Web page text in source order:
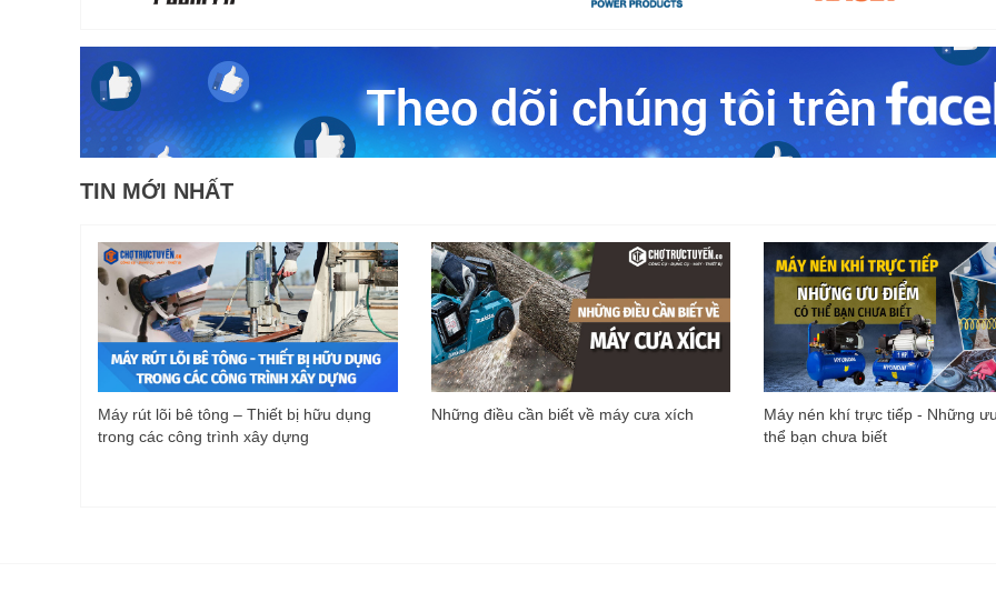
TIN MỚI NHẤT
Máy rút lõi bê tông – Thiết bị hữu dụng
trong các công trình xây dựng
Những điều cần biết về máy cưa xích
Máy nén khí trực tiếp - Những
thể bạn chưa biết